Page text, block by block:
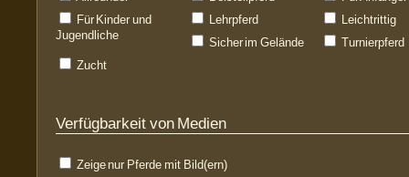
Für Kinder und
Jugendliche
Lehrpferd
Leichtrittig
Sicher im Gelände
Turnierpferd
Zucht
Verfügbarkeit von Medien
Zeige nur Pferde mit Bild(ern)